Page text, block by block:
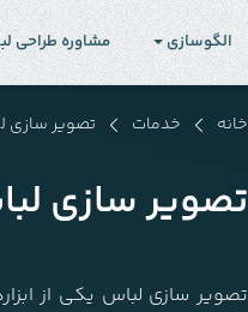
الگوسازی مشاوره طراحی
خانه خدمات تصویر سازی
تصویر سازی
تصویر سازی لباس یکی از